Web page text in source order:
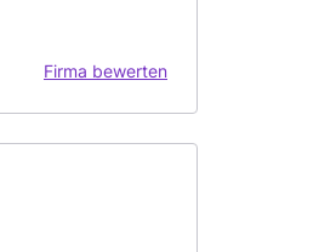
Firma bewerten